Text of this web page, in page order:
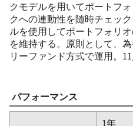
クモデルを用いてポートフ
クへの連動性を随時チェッ
ルを使用してポートフォリ
を維持する。原則として、
リーファンド方式で運用。11
パフォーマンス
1年